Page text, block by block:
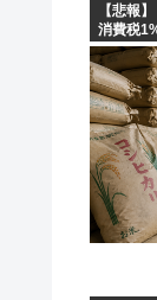
【悲報
消費税
するわ」